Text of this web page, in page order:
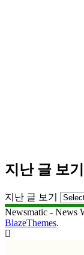
지난 글 보기
지난 글 보기
Newsmatic - News
BlazeThemes.